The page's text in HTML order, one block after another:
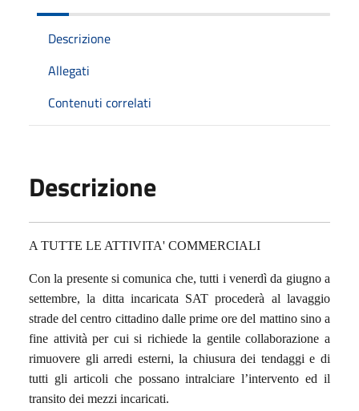
Descrizione
Allegati
Contenuti correlati
Descrizione
A TUTTE LE ATTIVITA' COMMERCIALI
Con la presente si comunica che, tutti i venerdì da giugno a
settembre, la ditta incaricata SAT procederà al lavaggio
strade del centro cittadino dalle prime ore del mattino sino a
fine attività per cui si richiede la gentile collaborazione a
rimuovere gli arredi esterni, la chiusura dei tendaggi e di
tutti gli articoli che possano intralciare l’intervento ed il
transito dei mezzi incaricati.